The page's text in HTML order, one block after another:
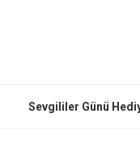
Sevgililer Günü